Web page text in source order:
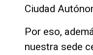
Ciudad
Por eso,
nuestra sede